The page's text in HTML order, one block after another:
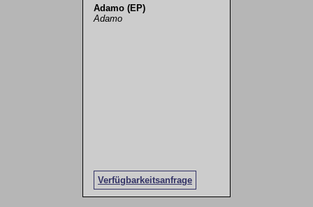
Adamo (EP)
Adamo
Verfügbarkeitsanfrage